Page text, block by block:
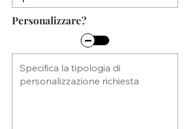
Personalizzare?